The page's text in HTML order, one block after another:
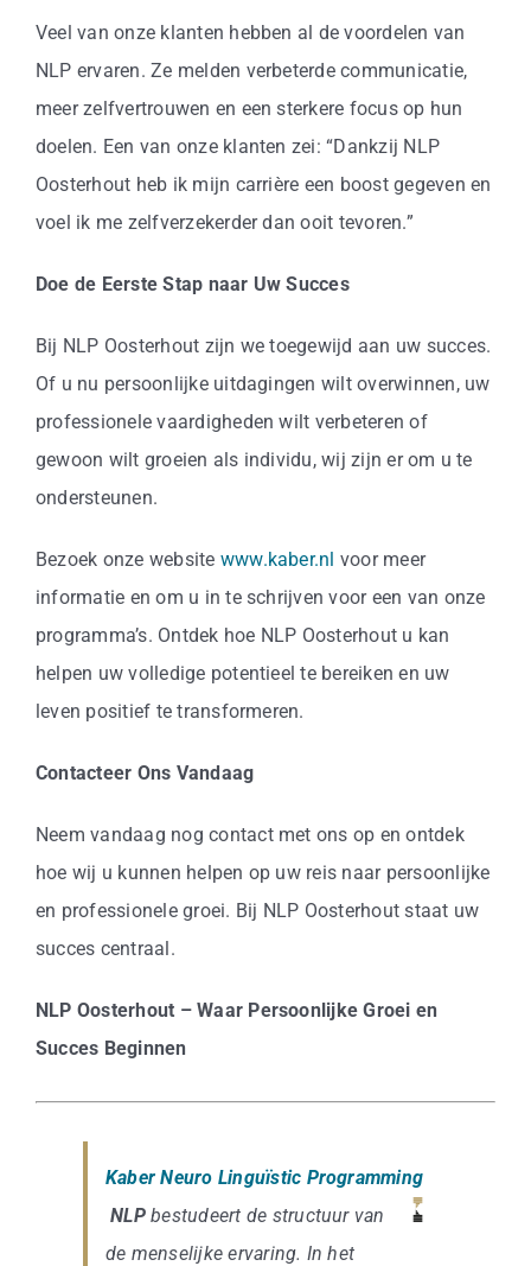
Veel van onze klanten hebben al de voordelen van
NLP ervaren. Ze melden verbeterde communicatie,
meer zelfvertrouwen en een sterkere focus op hun
doelen. Een van onze klanten zei: “Dankzij NLP
Oosterhout heb ik mijn carrière een boost gegeven en
voel ik me zelfverzekerder dan ooit tevoren.”
Doe de Eerste Stap naar Uw Succes
Bij NLP Oosterhout zijn we toegewijd aan uw succes.
Of u nu persoonlijke uitdagingen wilt overwinnen, uw
professionele vaardigheden wilt verbeteren of
gewoon wilt groeien als individu, wij zijn er om u te
ondersteunen.
Bezoek onze website www.kaber.nl voor meer
informatie en om u in te schrijven voor een van onze
programma’s. Ontdek hoe NLP Oosterhout u kan
helpen uw volledige potentieel te bereiken en uw
leven positief te transformeren.
Contacteer Ons Vandaag
Neem vandaag nog contact met ons op en ontdek
hoe wij u kunnen helpen op uw reis naar persoonlijke
en professionele groei. Bij NLP Oosterhout staat uw
succes centraal.
NLP Oosterhout – Waar Persoonlijke Groei en
Succes Beginnen
Kaber Neuro Linguïstic Programming
NLPbestudeert de structuur van
de menselijke ervaring. In het